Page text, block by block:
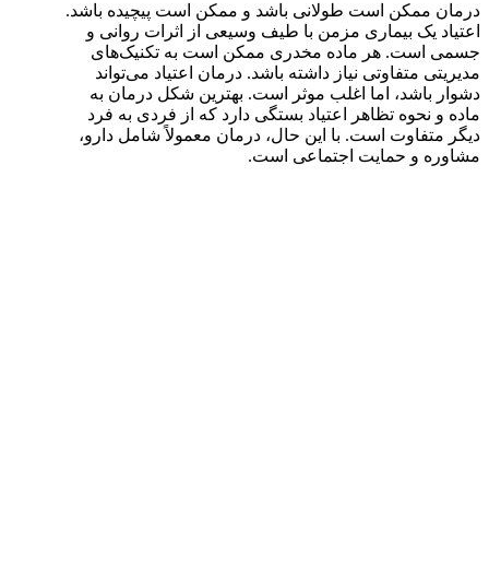
درمان ممکن است طولانی باشد و ممکن است پیچیده باشد.
اعتیاد یک بیماری مزمن با طیف وسیعی از اثرات روانی و
جسمی است. هر ماده مخدری ممکن است به تکنیک‌های
مدیریتی متفاوتی نیاز داشته باشد. درمان اعتیاد می‌تواند
دشوار باشد، اما اغلب موثر است. بهترین شکل درمان به
ماده و نحوه تظاهر اعتیاد بستگی دارد که از فردی به فرد
دیگر متفاوت است. با این حال، درمان معمولاً شامل دارو،
مشاوره و حمایت اجتماعی است.